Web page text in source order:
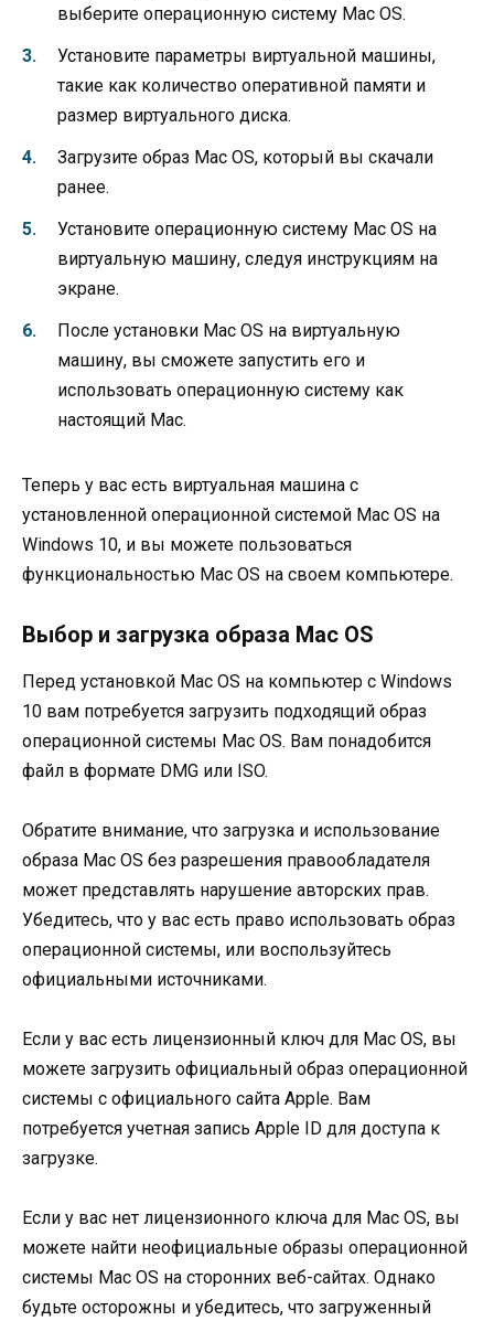
выберите операционную систему Mac OS.
Установите параметры виртуальной машины,
такие как количество оперативной памяти и
размер виртуального диска.
Загрузите образ Mac OS, который вы скачали
ранее.
Установите операционную систему Mac OS на
виртуальную машину, следуя инструкциям на
экране.
После установки Mac OS на виртуальную
машину, вы сможете запустить его и
использовать операционную систему как
настоящий Mac.
Теперь у вас есть виртуальная машина с
установленной операционной системой Mac OS на
Windows 10, и вы можете пользоваться
функциональностью Mac OS на своем компьютере.
Выбор и загрузка образа Mac OS
Перед установкой Mac OS на компьютер с Windows
10 вам потребуется загрузить подходящий образ
операционной системы Mac OS. Вам понадобится
файл в формате DMG или ISO.
Обратите внимание, что загрузка и использование
образа Mac OS без разрешения правообладателя
может представлять нарушение авторских прав.
Убедитесь, что у вас есть право использовать образ
операционной системы, или воспользуйтесь
официальными источниками.
Если у вас есть лицензионный ключ для Mac OS, вы
можете загрузить официальный образ операционной
системы с официального сайта Apple. Вам
потребуется учетная запись Apple ID для доступа к
загрузке.
Если у вас нет лицензионного ключа для Mac OS, вы
можете найти неофициальные образы операционной
системы Mac OS на сторонних веб-сайтах. Однако
будьте осторожны и убедитесь, что загруженный